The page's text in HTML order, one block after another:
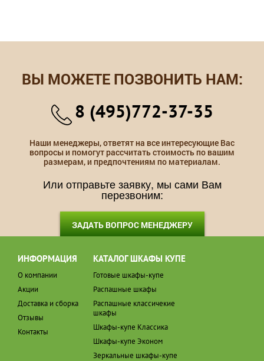
ВЫ МОЖЕТЕ ПОЗВОНИТЬ НАМ:
8 (495)772-37-35
Наши менеджеры, ответят на все интересующие Вас
вопросы и помогут рассчитать стоимость по вашим
размерам, и предпочтениям по материалам.
Или отправьте заявку, мы сами Вам
перезвоним:
ЗАДАТЬ ВОПРОС МЕНЕДЖЕРУ
ИНФОРМАЦИЯ
О компании
Акции
Доставка и сборка
Отзывы
Контакты
КАТАЛОГ ШКАФЫ КУПЕ
Готовые шкафы-купе
Распашные шкафы
Распашные классичекие
шкафы
Шкафы-купе Классика
Шкафы-купе Эконом
Зеркальные шкафы-купе